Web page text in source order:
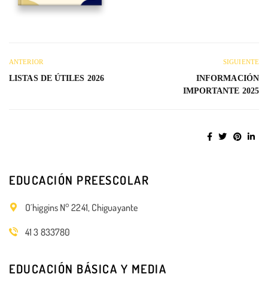
ANTERIOR
LISTAS DE ÚTILES 2026
SIGUIENTE
INFORMACIÓN
IMPORTANTE 2025
EDUCACIÓN PREESCOLAR
O´higgins N° 2241, Chiguayante
41 3 833780
EDUCACIÓN BÁSICA Y MEDIA